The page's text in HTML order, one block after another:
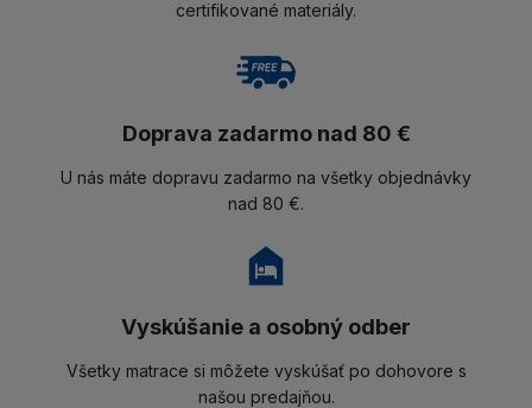
certifikované materiály.
Doprava zadarmo nad 80 €
U nás máte dopravu zadarmo na všetky objednávky
nad 80 €.
Vyskúšanie a osobný odber
Všetky matrace si môžete vyskúšať po dohovore s
našou predajňou.